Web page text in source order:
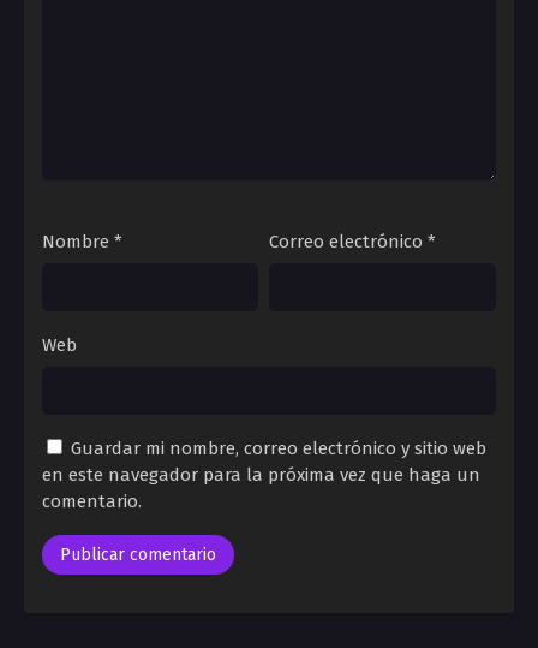
Nombre * Correo electrónico *
Web
Guardar mi nombre, correo electrónico y sitio web
en este navegador para la próxima vez que haga un
comentario.